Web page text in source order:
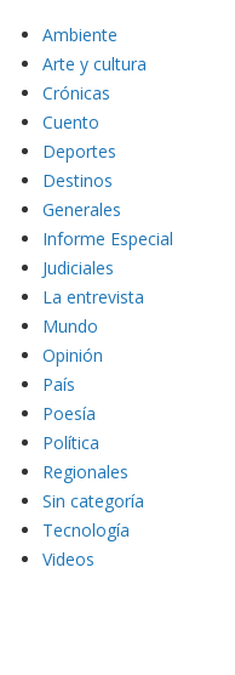
Ambiente
Arte y cultura
Crónicas
Cuento
Deportes
Destinos
Generales
Informe Especial
Judiciales
La entrevista
Mundo
Opinión
País
Poesía
Política
Regionales
Sin categoría
Tecnología
Videos